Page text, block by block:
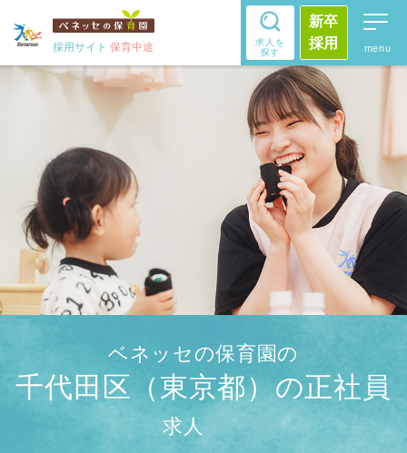
採用サイト 保育中途
求人を
探す
新卒
採用
ベネッセの保育園の
千代田区（東京都）の正社員
求人